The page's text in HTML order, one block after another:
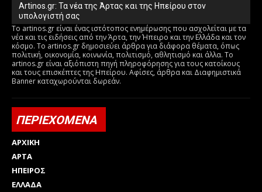
Artinos.gr: Τα νέα της Άρτας και της Ηπείρου στον
υπολογιστή σας
Το artinos.gr είναι ένας ιστότοπος ενημέρωσης που ασχολείται με τα
νέα και τις ειδήσεις από την Άρτα, την Ήπειρο και την Ελλάδα και τον
κόσμο. Το artinos.gr δημοσιεύει άρθρα για διάφορα θέματα, όπως
πολιτική, οικονομία, κοινωνία, πολιτισμό, αθλητισμό και άλλα. Το
artinos.gr είναι αξιόπιστη πηγή πληροφόρησης για τους κατοίκους
και τους επισκέπτες της Ηπείρου. Αφίσες, άρθρα και Διαφημιστικά
Banner καταχωρούνται δωρεάν.
ΠΕΡΙΕΧΟΜΕΝΑ
ΑΡΧΙΚΗ
ΑΡΤΑ
ΗΠΕΙΡΟΣ
ΕΛΛΑΔΑ